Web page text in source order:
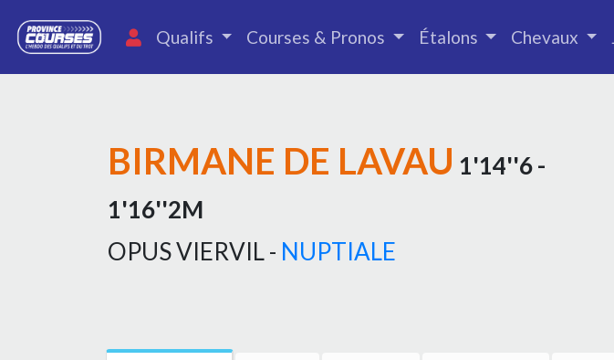
Qualifs Courses & Pronos Étalons Chevaux
BIRMANE DE LAVAU 1'14''6 -
1'16''2M
OPUS VIERVIL - NUPTIALE